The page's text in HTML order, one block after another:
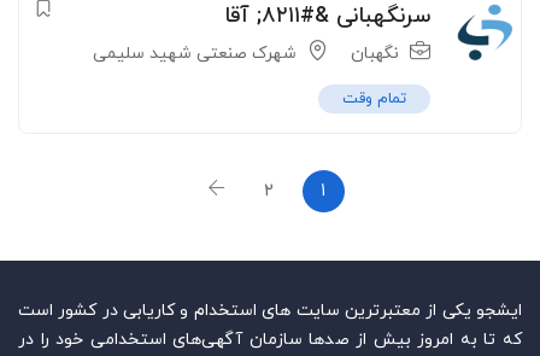
سرنگهبانی &#۸۲۱۱; آقا
نگهبان شهرک صنعتی شهید سلیمی
تمام وقت
۱ ۲
ایشجو یکی از معتبرترین سایت‌ های استخدام و کاریابی در کشور است
که تا به امروز بیش از صدها سازمان آگهی‌های استخدامی خود را در